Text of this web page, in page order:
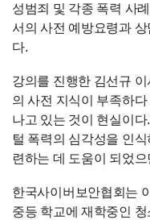
성범죄 및 각종 폭력 사
서의 사전 예방요령과
다.
강의를 진행한 김선규
의 사전 지식이 부족하
나고 있는 것이 현실이다
털 폭력의 심각성을 인
련하는 데 도움이 되었으
한국사이버보안협회는
중등 학교에 재학중인